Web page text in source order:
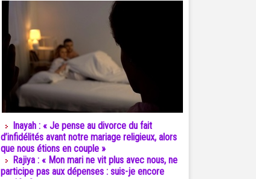
Inayah : « Je pense au divorce du fait
d’infidélités avant notre mariage religieux, alors
que nous étions en couple »
Rajiya : « Mon mari ne vit plus avec nous, ne
participe pas aux dépenses : suis-je encore